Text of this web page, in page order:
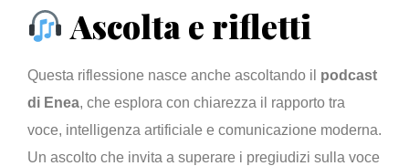
Ascolta e rifletti
Questa riflessione nasce anche ascoltando il podcast
di Enea, che esplora con chiarezza il rapporto tra
voce, intelligenza artificiale e comunicazione moderna.
Un ascolto che invita a superare i pregiudizi sulla voce